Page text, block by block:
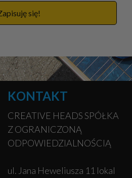
się!
KONTAKT
CREATIVE HEADS SPÓŁKA
Z OGRANICZONĄ
ODPOWIEDZIALNOŚCIĄ
ul. Jana Heweliusza 11 lokal